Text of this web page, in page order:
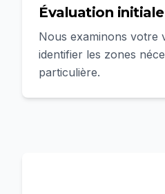
Évaluation initiale
Nous examinons votre
identifier les zones
particulière.